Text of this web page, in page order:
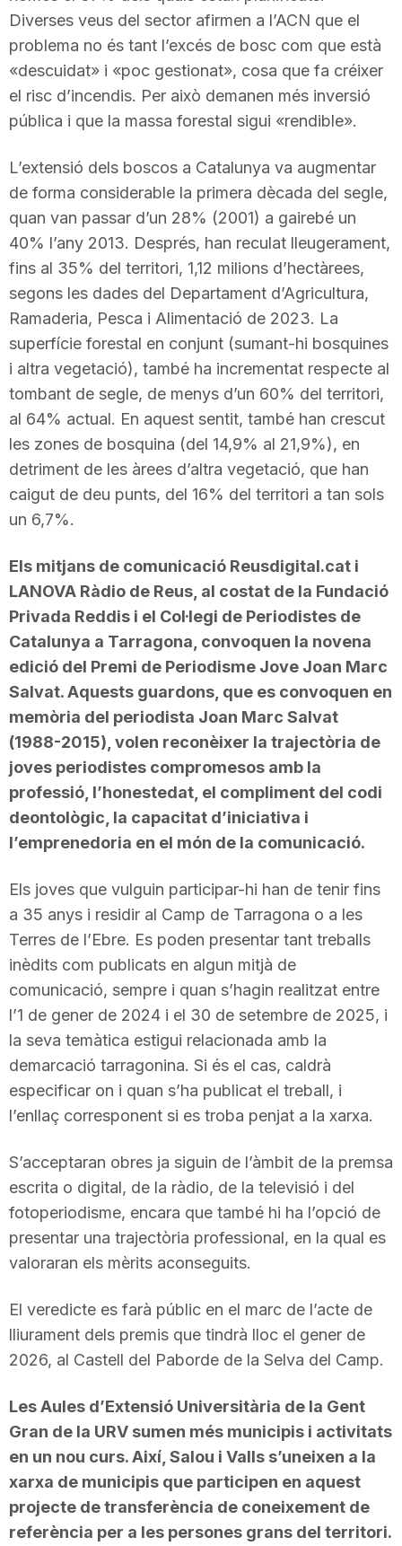
Diverses veus del sector afirmen a l’ACN que el
problema no és tant l’excés de bosc com que està
«descuidat» i «poc gestionat», cosa que fa créixer
el risc d’incendis. Per això demanen més inversió
pública i que la massa forestal sigui «rendible».
L’extensió dels boscos a Catalunya va augmentar
de forma considerable la primera dècada del segle,
quan van passar d’un 28% (2001) a gairebé un
40% l’any 2013. Després, han reculat lleugerament,
fins al 35% del territori, 1,12 milions d’hectàrees,
segons les dades del Departament d’Agricultura,
Ramaderia, Pesca i Alimentació de 2023. La
superfície forestal en conjunt (sumant-hi bosquines
i altra vegetació), també ha incrementat respecte al
tombant de segle, de menys d’un 60% del territori,
al 64% actual. En aquest sentit, també han crescut
les zones de bosquina (del 14,9% al 21,9%), en
detriment de les àrees d’altra vegetació, que han
caigut de deu punts, del 16% del territori a tan sols
un 6,7%.
Els mitjans de comunicació Reusdigital.cat i
LANOVA Ràdio de Reus, al costat de la Fundació
Privada Reddis i el Col·legi de Periodistes de
Catalunya a Tarragona, convoquen la novena
edició del Premi de Periodisme Jove Joan Marc
Salvat. Aquests guardons, que es convoquen en
memòria del periodista Joan Marc Salvat
(1988-2015), volen reconèixer la trajectòria de
joves periodistes compromesos amb la
professió, l’honestedat, el compliment del codi
deontològic, la capacitat d’iniciativa i
l’emprenedoria en el món de la comunicació.
Els joves que vulguin participar-hi han de tenir fins
a 35 anys i residir al Camp de Tarragona o a les
Terres de l’Ebre. Es poden presentar tant treballs
inèdits com publicats en algun mitjà de
comunicació, sempre i quan s’hagin realitzat entre
l’1 de gener de 2024 i el 30 de setembre de 2025, i
la seva temàtica estigui relacionada amb la
demarcació tarragonina. Si és el cas, caldrà
especificar on i quan s’ha publicat el treball, i
l’enllaç corresponent si es troba penjat a la xarxa.
S’acceptaran obres ja siguin de l’àmbit de la premsa
escrita o digital, de la ràdio, de la televisió i del
fotoperiodisme, encara que també hi ha l’opció de
presentar una trajectòria professional, en la qual es
valoraran els mèrits aconseguits.
El veredicte es farà públic en el marc de l’acte de
lliurament dels premis que tindrà lloc el gener de
2026, al Castell del Paborde de la Selva del Camp.
Les Aules d’Extensió Universitària de la Gent
Gran de la URV sumen més municipis i activitats
en un nou curs. Així, Salou i Valls s’uneixen a la
xarxa de municipis que participen en aquest
projecte de transferència de coneixement de
referència per a les persones grans del territori.